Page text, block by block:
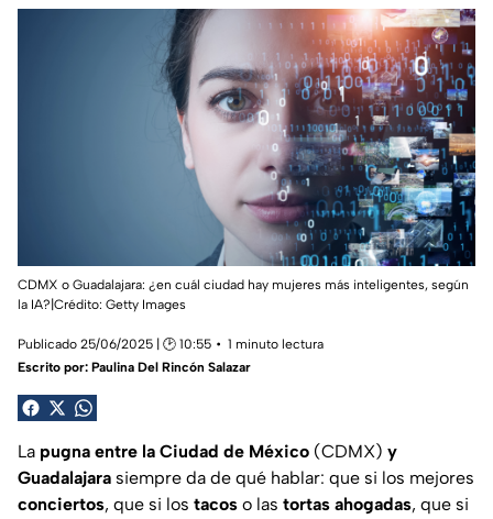
CDMX o Guadalajara: ¿en cuál ciudad hay mujeres más inteligentes, según
la IA?|Crédito: Getty Images
Publicado 25/06/2025 | 🕑 10:55
1 minuto lectura
Escrito por: Paulina Del Rincón Salazar
La pugna entre la Ciudad de México (CDMX) y
Guadalajara siempre da de qué hablar: que si los mejores
conciertos, que si los tacos o las tortas ahogadas, que si